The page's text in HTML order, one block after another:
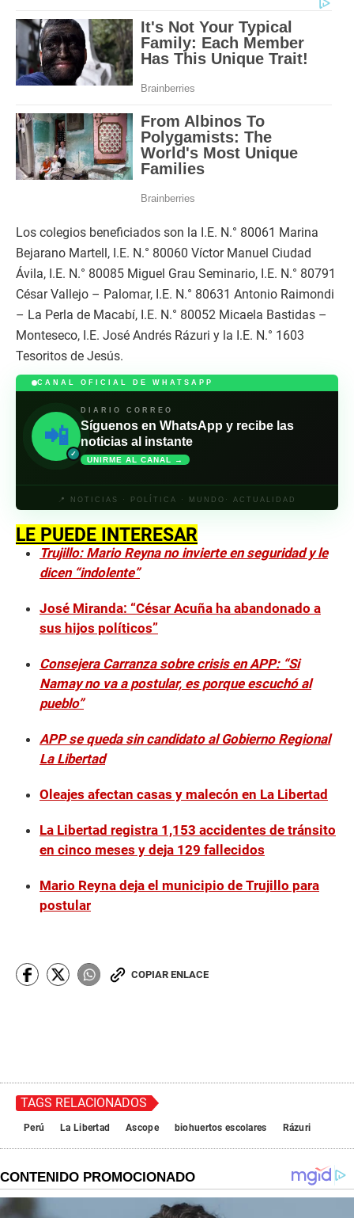
Los colegios beneficiados son la I.E. N.° 80061 Marina
Bejarano Martell, I.E. N.° 80060 Víctor Manuel Ciudad
Ávila, I.E. N.° 80085 Miguel Grau Seminario, I.E. N.° 80791
César Vallejo – Palomar, I.E. N.° 80631 Antonio Raimondi
– La Perla de Macabí, I.E. N.° 80052 Micaela Bastidas –
Monteseco, I.E. José Andrés Rázuri y la I.E. N.° 1603
Tesoritos de Jesús.
CANAL OFICIAL DE WHATSAPP
📲
✓
DIARIO CORREO
Síguenos en WhatsApp y recibe las
noticias al instante
UNIRME AL CANAL →
📍 NOTICIAS · POLÍTICA · MUNDO· ACTUALIDAD
LE PUEDE INTERESAR
Trujillo: Mario Reyna no invierte en seguridad y le
dicen “indolente”
José Miranda: “César Acuña ha abandonado a
sus hijos políticos”
Consejera Carranza sobre crisis en APP: “Si
Namay no va a postular, es porque escuchó al
pueblo”
APP se queda sin candidato al Gobierno Regional
La Libertad
Oleajes afectan casas y malecón en La Libertad
La Libertad registra 1,153 accidentes de tránsito
en cinco meses y deja 129 fallecidos
Mario Reyna deja el municipio de Trujillo para
postular
COPIAR ENLACE
TAGS RELACIONADOS
Perú La Libertad Ascope biohuertos escolares Rázuri